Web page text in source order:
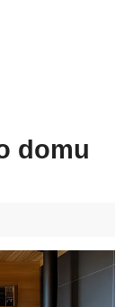
domu